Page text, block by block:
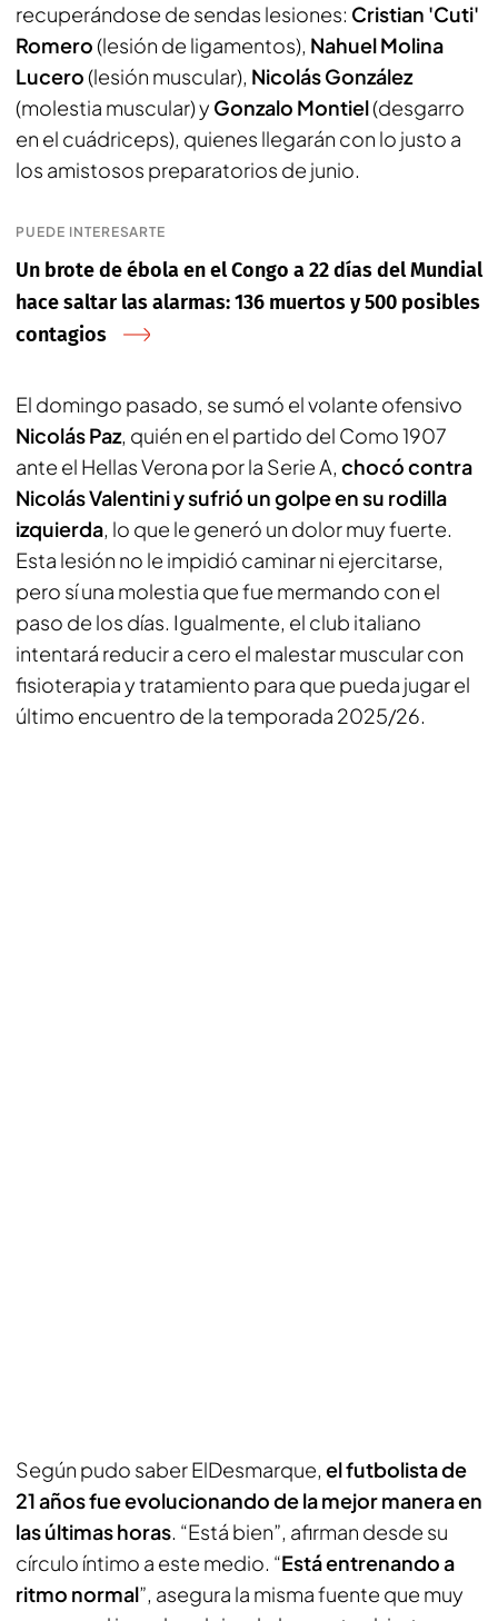
recuperándose de sendas lesiones: Cristian 'Cuti'
Romero(lesión de ligamentos), Nahuel Molina
Lucero(lesión muscular), Nicolás González
(molestia muscular) y Gonzalo Montiel(desgarro
en el cuádriceps), quienes llegarán con lo justo a
los amistosos preparatorios de junio.
PUEDE INTERESARTE
Un brote de ébola en el Congo a 22 días del Mundial
hace saltar las alarmas: 136 muertos y 500 posibles
contagios
El domingo pasado, se sumó el volante ofensivo
Nicolás Paz, quién en el partido del Como 1907
ante el Hellas Verona por la Serie A, chocó contra
Nicolás Valentini y sufrió un golpe en su rodilla
izquierda, lo que le generó un dolor muy fuerte.
Esta lesión no le impidió caminar ni ejercitarse,
pero sí una molestia que fue mermando con el
paso de los días. Igualmente, el club italiano
intentará reducir a cero el malestar muscular con
fisioterapia y tratamiento para que pueda jugar el
último encuentro de la temporada 2025/26.
Según pudo saber ElDesmarque, el futbolista de
21 años fue evolucionando de la mejor manera en
las últimas horas. “Está bien”, afirman desde su
círculo íntimo a este medio. “Está entrenando a
ritmo normal”, asegura la misma fuente que muy